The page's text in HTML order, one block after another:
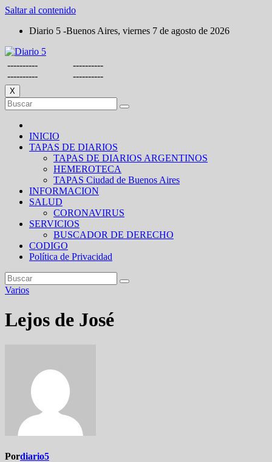
Saltar al contenido
Diario 5 -Buenos Aires, viernes 7 de agosto de 2026
----------
----------
----------
----------
X
INICIO
TAPAS DE DIARIOS
TAPAS DE DIARIOS ARGENTINOS
HEMEROTECA
TAPAS Ciudad de Buenos Aires
INFORMACION
SALUD
CORONAVIRUS
SERVICIOS
BUSCADOR DE DERECHO
CODIGO
Política de Privacidad
Varios
Lejos de José
Pordiario5